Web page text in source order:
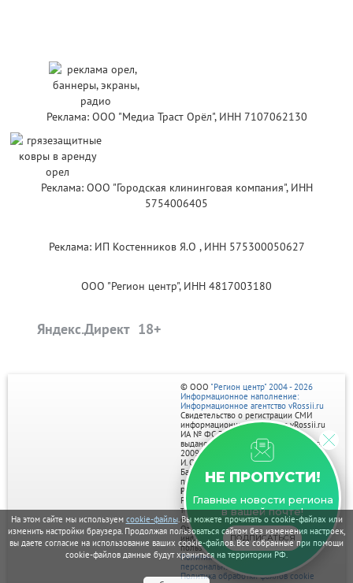
На этом сайте мы используем cookie-файлы. Вы можете прочитать о cookie-файлах или
изменить настройки браузера. Продолжая пользоваться сайтом без изменения настроек,
вы даете согласие на использование ваших cookie-файлов. Все собранные при помощи
cookie-файлов данные будут храниться на территории РФ.
Реклама: ООО "Медиа Траст Орёл", ИНН 7107062130
Реклама: ООО "Городская клининговая компания", ИНН
5754006405
Реклама: ИП Костенников Я.О , ИНН 575300050627
ООО "Регион центр", ИНН 4817003180
Яндекс.Директ
НЕ ПРОПУСТИ!
Главные новости региона
в вашей почте!
ПОДПИСАТЬСЯ
© ООО "Регион центр" 2004 - 2026
Информационное наполнение:
Информационное агентство vRossii.ru
Свидетельство о регистрации СМИ
информационного агентства vRossii.ru
ИА № ФС 77‑35502
выдано РОСКОМНАДЗОРом 04 марта
2009г.
И. О. Главного редактора Нарыков А. Н.
Баннеры на портале размещаются на
правах рекламы.
Реклама на портале:
Рекламное агентство "Умный маркетинг"
тел. 7-910-267-70-40,
email: umnyy.marketing@yandex.ru
Отдельные публикации могут содержать
информацию, не предназначенную для
пользователей до 18 лет.
Политика в отношении обработки
персональных данных
Политика обработки файлов cookie